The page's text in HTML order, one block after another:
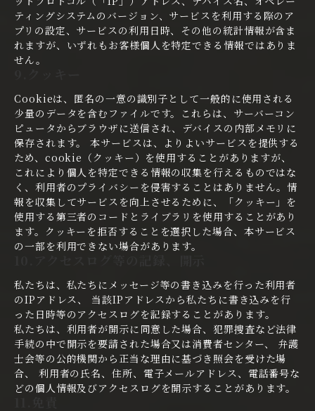
ティングシステムのバージョン、サービスを利用する際のア
プリの設定、サービスの利用日時、その他の統計情報が含ま
れますが、いずれもお客様個人を特定できる情報ではありま
せん。
Cookieは、匿名の一意の識別子として一般的に使用される
少量のデータを含むファイルです。これらは、サーバーコン
ピュータからブラウザに送信され、デバイスの内部メモリに
保存されます。 本サービスは、よりよいサービスを提供する
ため、cookie（クッキー）を使用することがありますが、
これにより個人を特定できる情報の収集を行えるものではな
く、利用者のプライバシーを侵害することはありません。情
報を収集してサービスを向上させるために、「クッキー」を
使用する第三者のコードとライブラリを使用することがあり
ます。クッキーを拒否することを選択した場合、本サービス
の一部を利用できない場合があります。
私たちは、私たちにメッセージ等の書き込みを行った利用者
のIPアドレス、 当該IPアドレスから私たちに書き込みを行
った日時等のアクセスログを記録することがあります。
私たちは、利用者が開示に同意した場合、犯罪捜査など法律
手続の中で開示を要請された場合又は消費者センター、 弁護
士会等の公的機関から正当な理由に基づき照会を受けた場
合、 利用者の氏名、住所、電子メールアドレス、電話番号な
どの個人情報及びアクセスログを開示することがあります。